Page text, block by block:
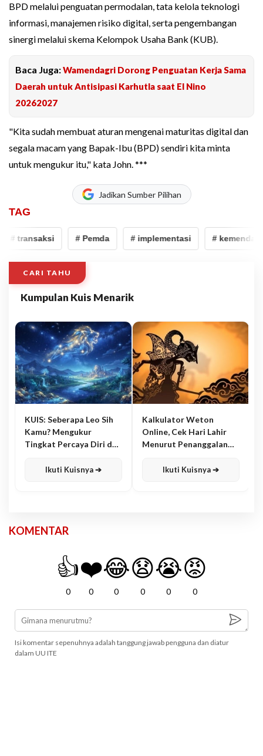
BPD melalui penguatan permodalan, tata kelola teknologi
informasi, manajemen risiko digital, serta pengembangan
sinergi melalui skema Kelompok Usaha Bank (KUB).
Baca Juga:Wamendagri Dorong Penguatan Kerja Sama
Daerah untuk Antisipasi Karhutla saat El Nino
20262027
"Kita sudah membuat aturan mengenai maturitas digital dan
segala macam yang Bapak-Ibu (BPD) sendiri kita minta
untuk mengukur itu," kata John. ***
Jadikan Sumber Pilihan
TAG
# transaksi # Pemda # implementasi # kemendagri
CARI TAHU
Kumpulan Kuis Menarik
KUIS: Seberapa Leo Sih
Kamu? Mengukur
Tingkat Percaya Diri dan
Ikuti Kuisnya ➔
Kalkulator Weton
Online, Cek Hari Lahir
Menurut Penanggalan
Ikuti Kuisnya ➔
KOMENTAR
👍
0
❤️
0
😂
0
😧
0
😭
0
😡
0
Isi komentar sepenuhnya adalah tanggung jawab pengguna dan diatur
dalam UU ITE